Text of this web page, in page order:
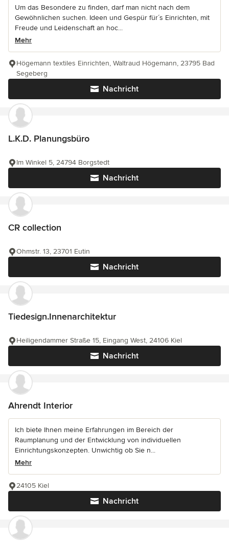
Um das Besondere zu finden, darf man nicht nach dem
Gewöhnlichen suchen. Ideen und Gespür für´s Einrichten, mit
Freude und Leidenschaft an hoc...
Mehr
Nachricht
Högemann textiles Einrichten, Waltraud Högemann, 23795 Bad
Segeberg
L.K.D. Planungsbüro
Nachricht
Im Winkel 5, 24794 Borgstedt
CR collection
Nachricht
Ohmstr. 13, 23701 Eutin
Tiedesign.Innenarchitektur
Nachricht
Heiligendammer Straße 15, Eingang West, 24106 Kiel
Ahrendt Interior
Ich biete Ihnen meine Erfahrungen im Bereich der
Raumplanung und der Entwicklung von individuellen
Einrichtungskonzepten. Unwichtig ob Sie n...
Mehr
Nachricht
24105 Kiel